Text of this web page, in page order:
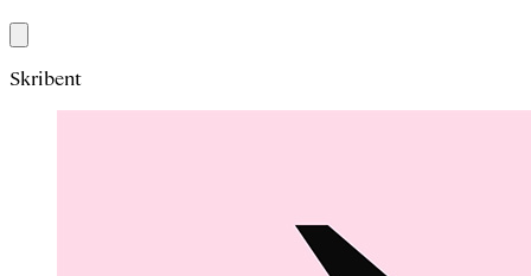
Skribent